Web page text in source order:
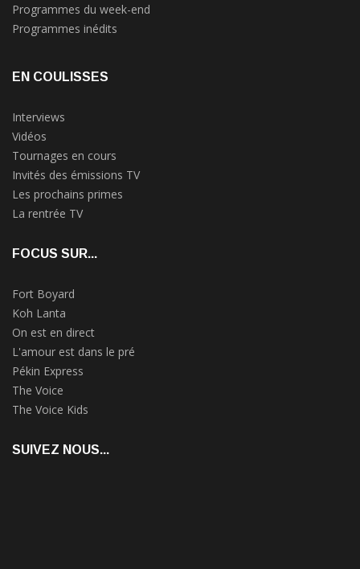
Programmes du week-end
Programmes inédits
EN COULISSES
Interviews
Vidéos
Tournages en cours
Invités des émissions TV
Les prochains primes
La rentrée TV
FOCUS SUR...
Fort Boyard
Koh Lanta
On est en direct
L'amour est dans le pré
Pékin Express
The Voice
The Voice Kids
SUIVEZ NOUS...